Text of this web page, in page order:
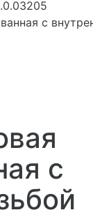
с
с